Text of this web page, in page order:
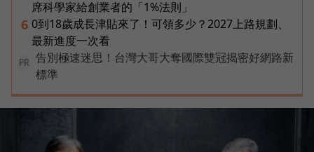
席科學家給創業者的「1%法則」
6 0到18歲成長津貼來了！可領多少？2027上路規劃、
最新進度一次看
PR
告別極速迷思！台灣大哥大奪國際雙冠揭密好網路新
標準